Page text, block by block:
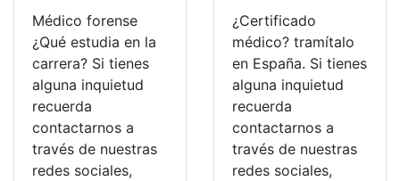
Médico forense
¿Qué estudia en la
carrera? Si tienes
alguna inquietud
recuerda
contactarnos a
través de nuestras
redes sociales,
¿Certificado
médico? tramítalo
en España. Si tienes
alguna inquietud
recuerda
contactarnos a
través de nuestras
redes sociales,